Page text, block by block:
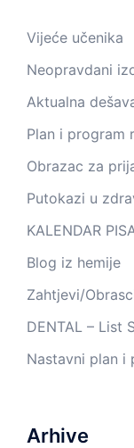
Vijeće učenika
Neopravdani
Aktualna
Plan i program
Obrazac za
Putokazi u
KALENDAR
Blog iz hemije
Zahtjevi/
DENTAL – List
Nastavni plan i
Arhive